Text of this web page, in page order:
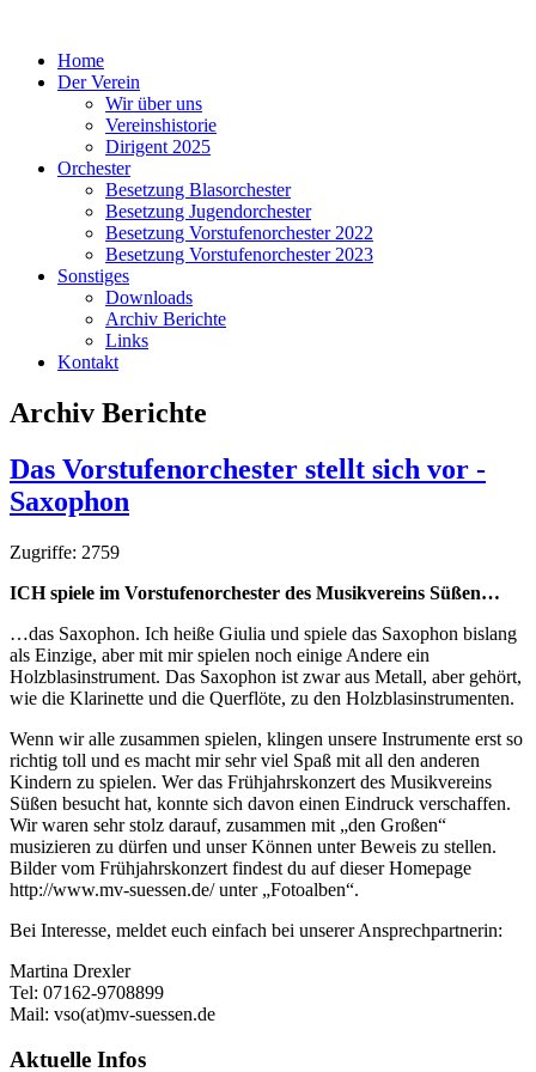
Home
Der Verein
Wir über uns
Vereinshistorie
Dirigent 2025
Orchester
Besetzung Blasorchester
Besetzung Jugendorchester
Besetzung Vorstufenorchester 2022
Besetzung Vorstufenorchester 2023
Sonstiges
Downloads
Archiv Berichte
Links
Kontakt
Archiv Berichte
Das Vorstufenorchester stellt sich vor -
Saxophon
Zugriffe: 2759
ICH spiele im Vorstufenorchester des Musikvereins Süßen…
…das Saxophon. Ich heiße Giulia und spiele das Saxophon bislang
als Einzige, aber mit mir spielen noch einige Andere ein
Holzblasinstrument. Das Saxophon ist zwar aus Metall, aber gehört,
wie die Klarinette und die Querflöte, zu den Holzblasinstrumenten.
Wenn wir alle zusammen spielen, klingen unsere Instrumente erst so
richtig toll und es macht mir sehr viel Spaß mit all den anderen
Kindern zu spielen. Wer das Frühjahrskonzert des Musikvereins
Süßen besucht hat, konnte sich davon einen Eindruck verschaffen.
Wir waren sehr stolz darauf, zusammen mit „den Großen“
musizieren zu dürfen und unser Können unter Beweis zu stellen.
Bilder vom Frühjahrskonzert findest du auf dieser Homepage
http://www.mv-suessen.de/ unter „Fotoalben“.
Bei Interesse, meldet euch einfach bei unserer Ansprechpartnerin:
Martina Drexler
Tel: 07162-9708899
Mail: vso(at)mv-suessen.de
Aktuelle Infos